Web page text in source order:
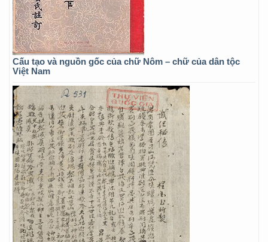
Cấu tạo và nguồn gốc của chữ Nôm – chữ của dân tộc
Việt Nam